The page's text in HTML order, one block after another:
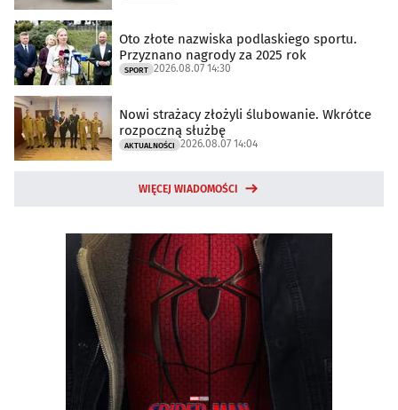
Oto złote nazwiska podlaskiego sportu.
Przyznano nagrody za 2025 rok
SPORT 2026.08.07 14:30
Nowi strażacy złożyli ślubowanie. Wkrótce
rozpoczną służbę
AKTUALNOŚCI 2026.08.07 14:04
WIĘCEJ WIADOMOŚCI